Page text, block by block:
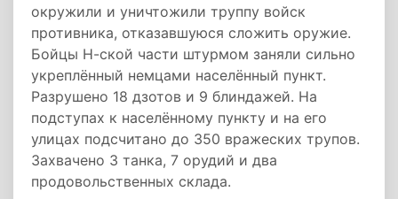
окружили и уничтожили труппу войск
противника, отказавшуюся сложить оружие.
Бойцы Н-ской части штурмом заняли сильно
укреплённый немцами населённый пункт.
Разрушено 18 дзотов и 9 блиндажей. На
подступах к населённому пункту и на его
улицах подсчитано до 350 вражеских трупов.
Захвачено 3 танка, 7 орудий и два
продовольственных склада.